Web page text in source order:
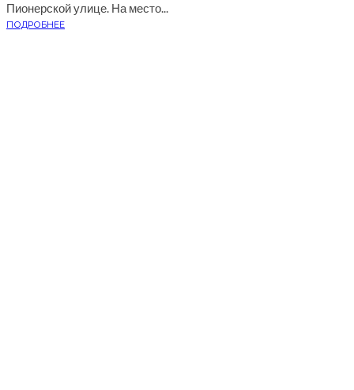
Пионерской улице. На место...
ПОДРОБНЕЕ